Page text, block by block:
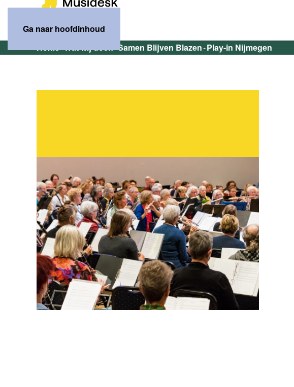
Ga naar hoofdinhoud
Home Wat wij doen Samen Blijven Blazen Play-in Nijmegen